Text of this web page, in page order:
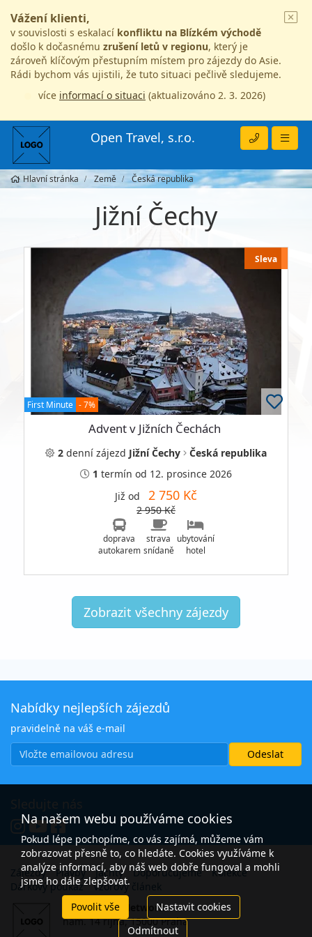
Vážení klienti,
v souvislosti s eskalací konfliktu na Blízkém východě
došlo k dočasnému zrušení letů v regionu, který je
zároveň klíčovým přestupním místem pro zájezdy do Asie.
Rádi bychom vás ujistili, že tuto situaci pečlivě sledujeme.
více informací o situaci (aktualizováno 2. 3. 2026)
Open Travel, s.r.o.
Hlavní stránka Země Česká republika
Jižní Čechy
Sleva
First Minute - 7%
Advent v Jižních Čechách
2 denní zájezd Jižní Čechy
Česká republika
1 termín od 12. prosince 2026
Již od 2 750 Kč
2 950 Kč
doprava
autokarem
strava
snídaně
ubytování
hotel
Zobrazit všechny zájezdy
Nabídky nejlepších zájezdů
pravidelně na váš e-mail
Zájezdy Plavby Jachty Doporučujeme
Kolekce
Dárkový poukaz
Vzorový článek
Open Travel Network
nám. 14 října, 15000 Praha
Na našem webu používáme cookies
Pokud lépe pochopíme, co vás zajímá, můžeme vám
zobrazovat přesně to, co hledáte. Cookies využíváme k
analýze informací, aby náš web dobře fungoval a mohli
jsme ho dále zlepšovat.
Povolit vše
Nastavit cookies
Odmítnout